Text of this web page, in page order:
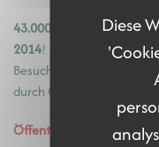
43.000 Besuche und
2014! Wenn Sie mehr
Besuch der Website
durch Google Analytics
Öffentliche Toiletten und
Diese